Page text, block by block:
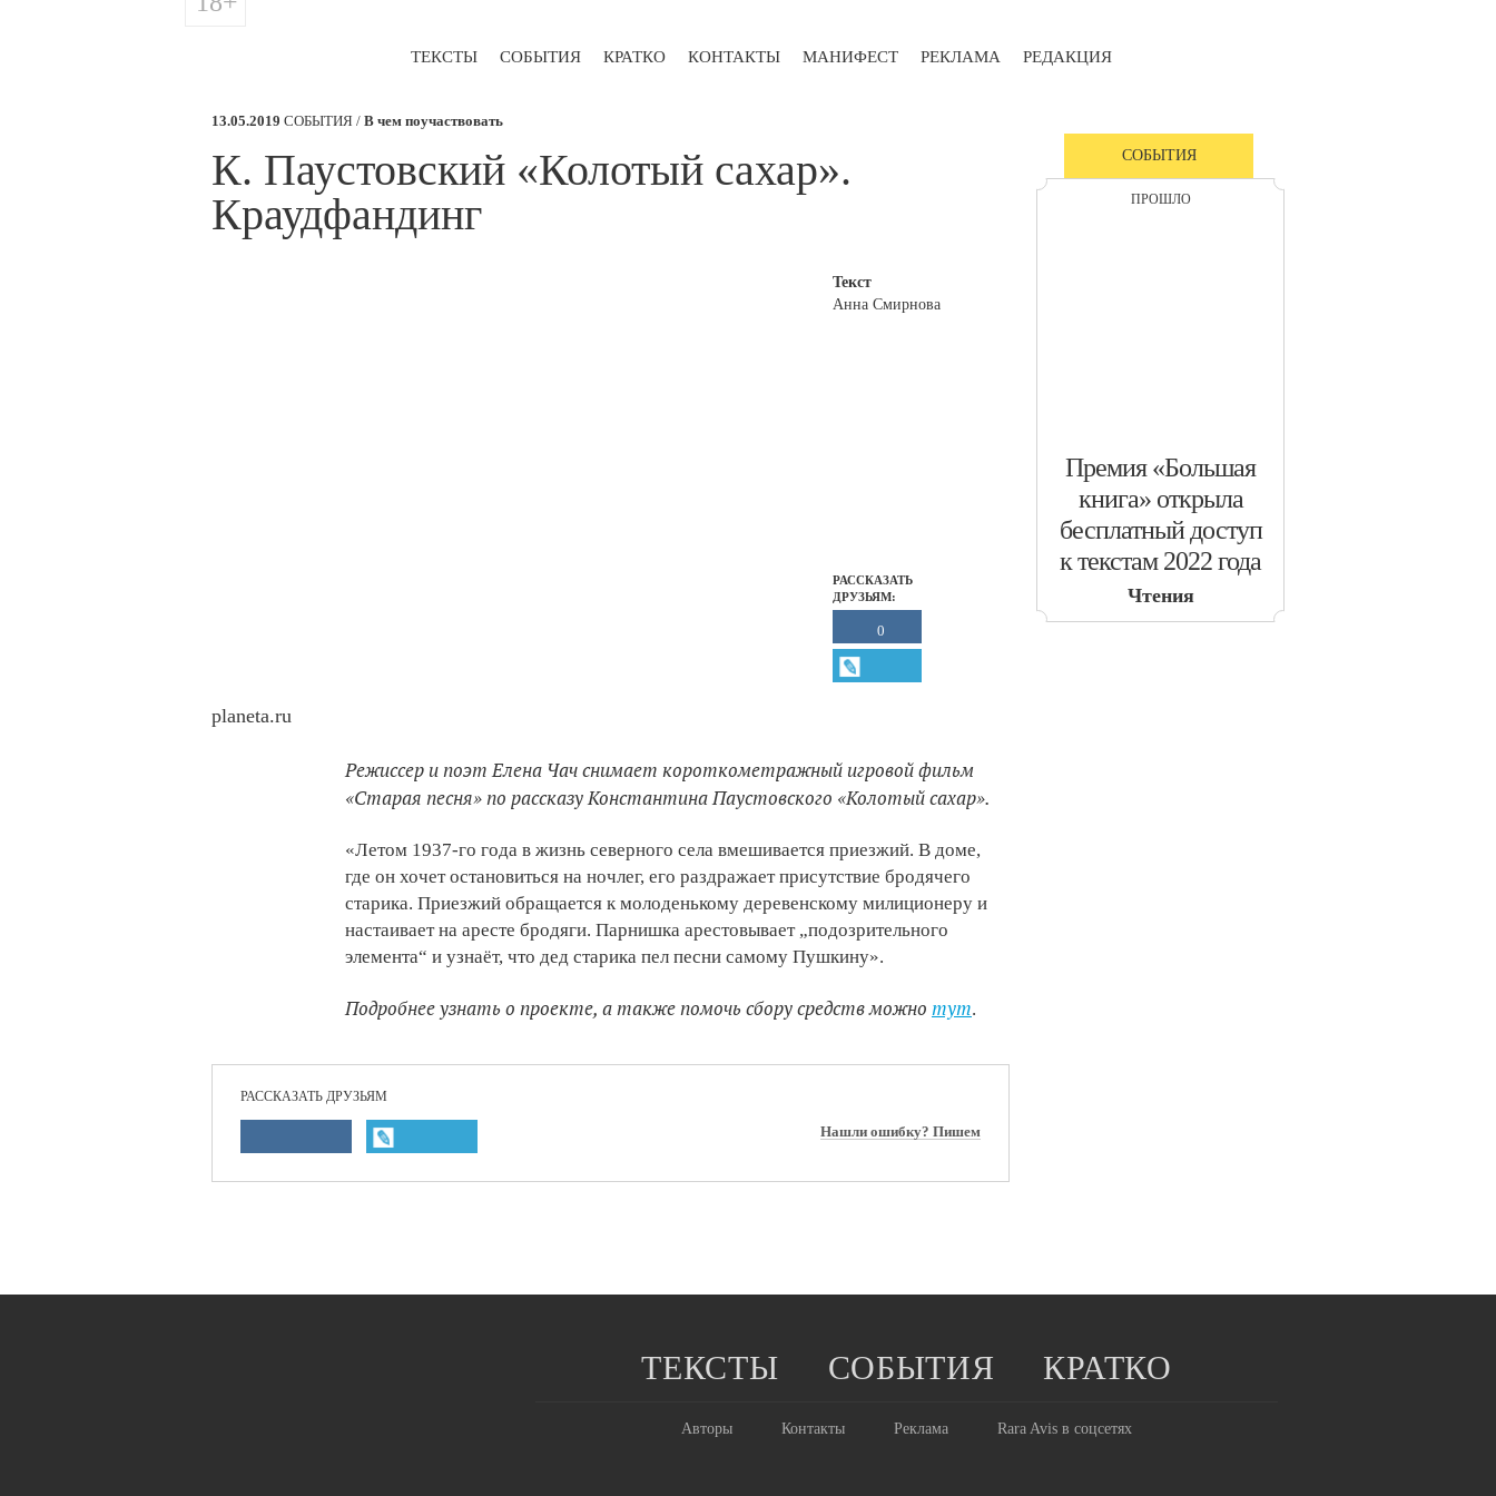
ТЕКСТЫ СОБЫТИЯ КРАТКО КОНТАКТЫ МАНИФЕСТ РЕКЛАМА РЕДАКЦИЯ
13.05.2019 СОБЫТИЯ / В чем поучаствовать
К. Паустовский «Колотый сахар».
Краудфандинг
Текст
Анна Смирнова
РАССКАЗАТЬ
ДРУЗЬЯМ:
0
planeta.ru
Режиссер и поэт Елена Чач снимает короткометражный игровой фильм
«Старая песня» по рассказу Константина Паустовского «Колотый сахар».
«Летом 1937-го года в жизнь северного села вмешивается приезжий. В доме,
где он хочет остановиться на ночлег, его раздражает присутствие бродячего
старика. Приезжий обращается к молоденькому деревенскому милиционеру и
настаивает на аресте бродяги. Парнишка арестовывает „подозрительного
элемента“ и узнаёт, что дед старика пел песни самому Пушкину».
Подробнее узнать о проекте, а также помочь сбору средств можно тут.
РАССКАЗАТЬ ДРУЗЬЯМ
Нашли ошибку? Пишем
СОБЫТИЯ
ПРОШЛО
​Премия «Большая
книга» открыла
бесплатный доступ
к текстам 2022 года
Чтения
ТЕКСТЫ СОБЫТИЯ КРАТКО
Авторы Контакты Реклама Rara Avis в соцсетях